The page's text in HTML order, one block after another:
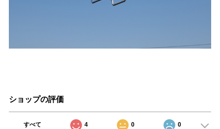
ショップの評価
すべて 4 0 0